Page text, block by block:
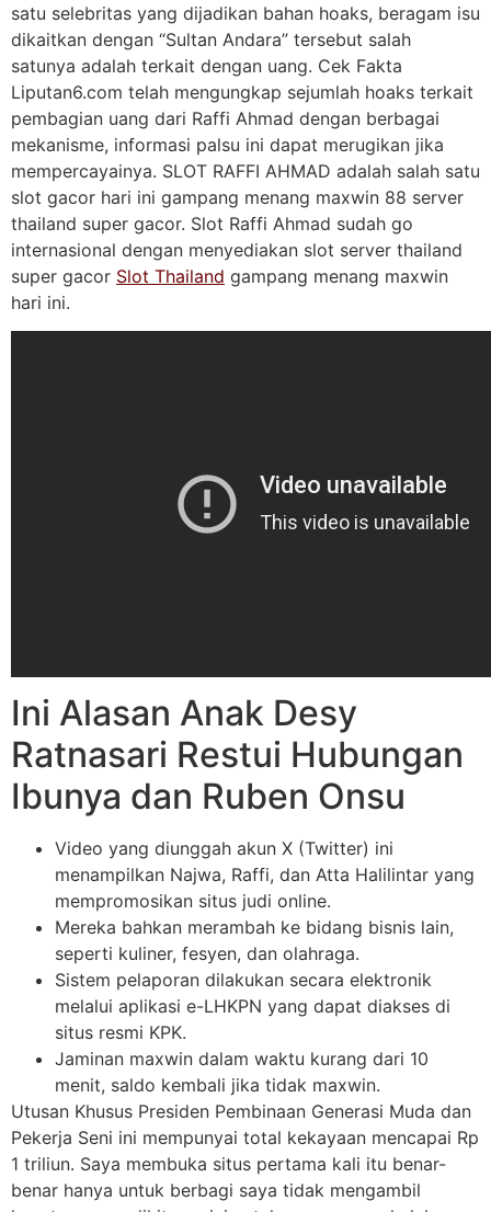
satu selebritas yang dijadikan bahan hoaks, beragam isu
dikaitkan dengan “Sultan Andara” tersebut salah
satunya adalah terkait dengan uang. Cek Fakta
Liputan6.com telah mengungkap sejumlah hoaks terkait
pembagian uang dari Raffi Ahmad dengan berbagai
mekanisme, informasi palsu ini dapat merugikan jika
mempercayainya. SLOT RAFFI AHMAD adalah salah satu
slot gacor hari ini gampang menang maxwin 88 server
thailand super gacor. Slot Raffi Ahmad sudah go
internasional dengan menyediakan slot server thailand
super gacor Slot Thailand gampang menang maxwin
hari ini.
Ini Alasan Anak Desy
Ratnasari Restui Hubungan
Ibunya dan Ruben Onsu
Video yang diunggah akun X (Twitter) ini
menampilkan Najwa, Raffi, dan Atta Halilintar yang
mempromosikan situs judi online.
Mereka bahkan merambah ke bidang bisnis lain,
seperti kuliner, fesyen, dan olahraga.
Sistem pelaporan dilakukan secara elektronik
melalui aplikasi e-LHKPN yang dapat diakses di
situs resmi KPK.
Jaminan maxwin dalam waktu kurang dari 10
menit, saldo kembali jika tidak maxwin.
Utusan Khusus Presiden Pembinaan Generasi Muda dan
Pekerja Seni ini mempunyai total kekayaan mencapai Rp
1 triliun. Saya membuka situs pertama kali itu benar-
benar hanya untuk berbagi saya tidak mengambil